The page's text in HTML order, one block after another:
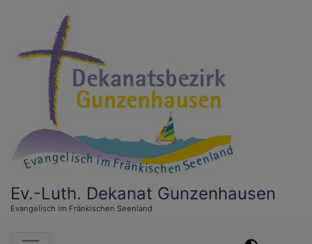
Ev.-Luth. Dekanat Gunzenhausen
Evangelisch im Fränkischen Seenland